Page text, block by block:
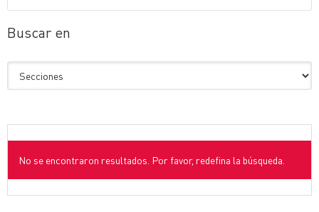
Buscar en
No se encontraron resultados. Por favor, redefina la búsqueda.